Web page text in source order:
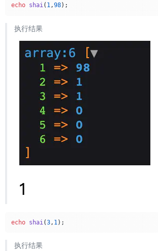
echo shai( 1,98
执行结果
echo shai (3, 1
执行结果